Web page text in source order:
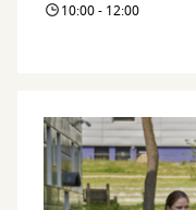
10:00 - 12:00